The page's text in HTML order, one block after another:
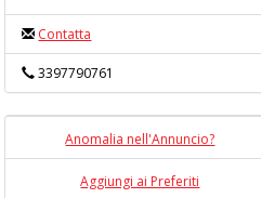
Contatta
3397790761
Anomalia nell'Annuncio?
Aggiungi ai Preferiti